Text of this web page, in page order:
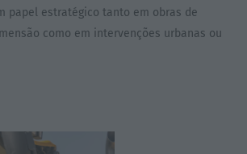
papel estratégico tanto em obras de
como em intervenções urbanas ou